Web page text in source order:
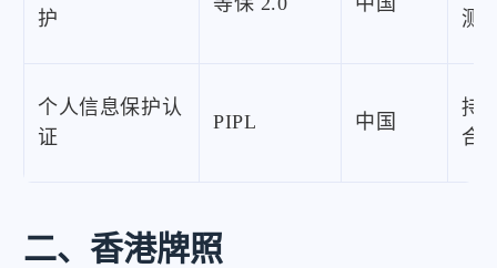
护 测
个人信息保护认
证
PIPL 中国
持
合
二、香港牌照